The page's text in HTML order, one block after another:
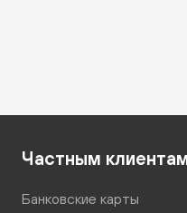
Частным
Банковские карты